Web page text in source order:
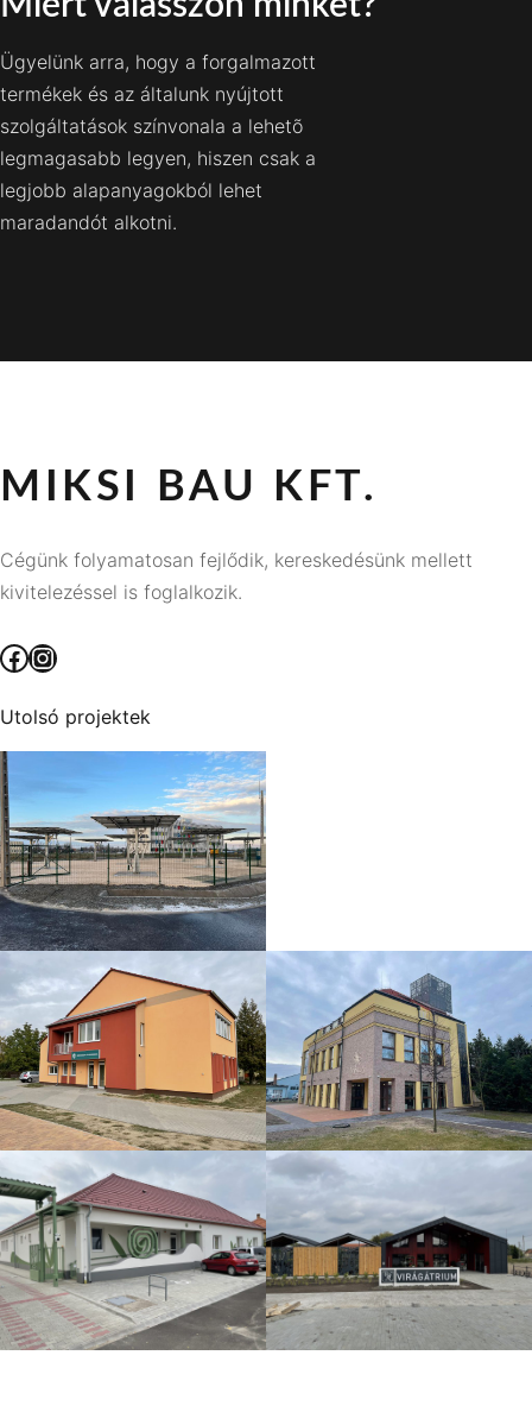
Ügyelünk arra, hogy a forgalmazott
termékek és az általunk nyújtott
szolgáltatások színvonala a lehetõ
legmagasabb legyen, hiszen csak a
legjobb alapanyagokból lehet
maradandót alkotni.
MIKSI BAU KFT.
Cégünk folyamatosan fejlődik, kereskedésünk mellett
kivitelezéssel is foglalkozik.
Facebook Instagram
Utolsó projektek